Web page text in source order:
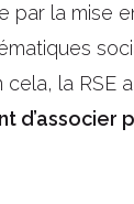
par la mise
la RSE